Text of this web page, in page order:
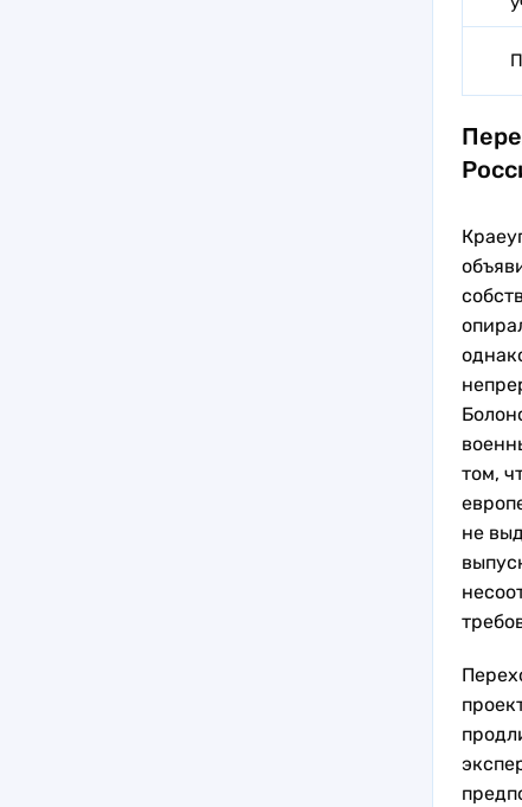
том,
не